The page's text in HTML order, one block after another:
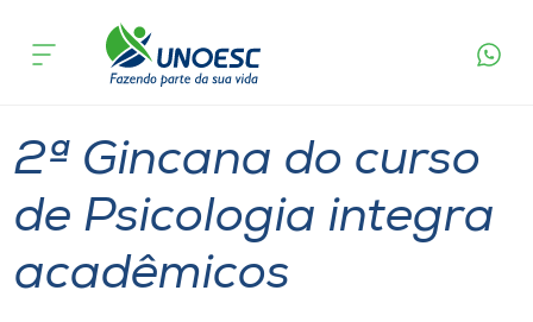
Cursos
Pesquisa
Atendimento ao Estudante
acontece
2ª Gincana do curso
de Psicologia integra
acadêmicos